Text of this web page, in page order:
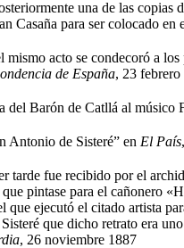
una de las
Casaña para ser colocado en
mismo acto se condecoró a
de España, 23 febrero
del Barón de Catllá al músico
Antonio de Sisteré” en El País
tarde fue recibido por el
que pintase para el cañonero
que ejecutó el citado artista
que dicho retrato era
, 26 noviembre 1887